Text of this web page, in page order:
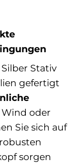
Stativ
gefertigt
Wind oder
Sie sich auf
sorgen